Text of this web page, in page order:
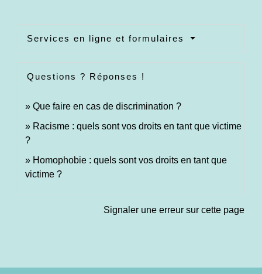
Services en ligne et formulaires
Questions ? Réponses !
Que faire en cas de discrimination ?
Racisme : quels sont vos droits en tant que victime
?
Homophobie : quels sont vos droits en tant que
victime ?
Signaler une erreur sur cette page